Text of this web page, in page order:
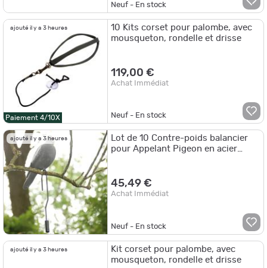
Neuf - En stock
ajouté il y a 3 heures
Paiement 4/10X
10 Kits corset pour palombe, avec
mousqueton, rondelle et drisse
119,00 €
Achat Immédiat
Neuf - En stock
ajouté il y a 3 heures
Lot de 10 Contre-poids balancier
pour Appelant Pigeon en acier
45,49 €
Achat Immédiat
Neuf - En stock
ajouté il y a 3 heures
Kit corset pour palombe, avec
mousqueton, rondelle et drisse